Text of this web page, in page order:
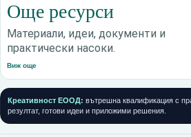
Още ресурси
Материали, идеи, документи и
практически насоки.
Виж още
Креативност ЕООД: вътрешна квалификация с
резултат, готови идеи и приложими решения.